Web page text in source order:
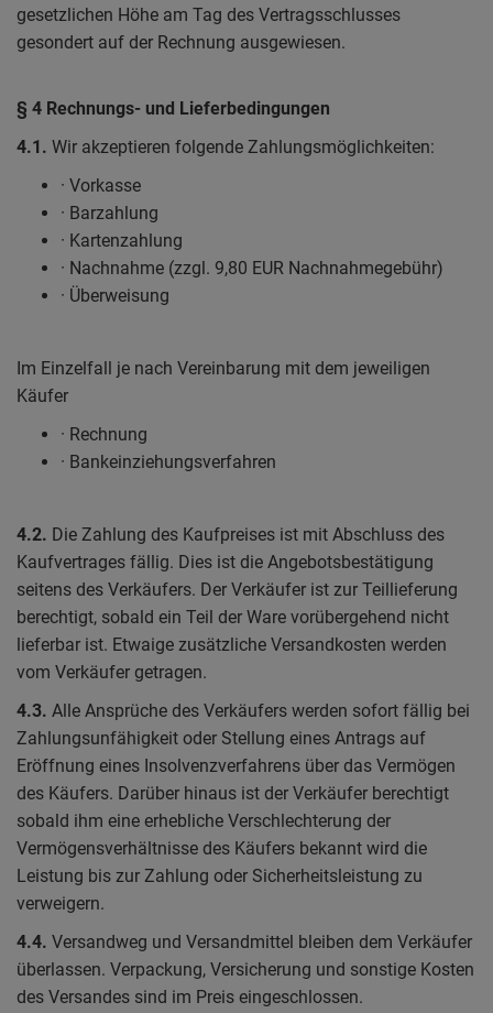
gesetzlichen Höhe am Tag des Vertragsschlusses
gesondert auf der Rechnung ausgewiesen.
§ 4 Rechnungs- und Lieferbedingungen
4.1. Wir akzeptieren folgende Zahlungsmöglichkeiten:
· Vorkasse
· Barzahlung
· Kartenzahlung
· Nachnahme (zzgl. 9,80 EUR Nachnahmegebühr)
· Überweisung
Im Einzelfall je nach Vereinbarung mit dem jeweiligen
Käufer
· Rechnung
· Bankeinziehungsverfahren
4.2. Die Zahlung des Kaufpreises ist mit Abschluss des
Kaufvertrages fällig. Dies ist die Angebotsbestätigung
seitens des Verkäufers. Der Verkäufer ist zur Teillieferung
berechtigt, sobald ein Teil der Ware vorübergehend nicht
lieferbar ist. Etwaige zusätzliche Versandkosten werden
vom Verkäufer getragen.
4.3. Alle Ansprüche des Verkäufers werden sofort fällig bei
Zahlungsunfähigkeit oder Stellung eines Antrags auf
Eröffnung eines Insolvenzverfahrens über das Vermögen
des Käufers. Darüber hinaus ist der Verkäufer berechtigt
sobald ihm eine erhebliche Verschlechterung der
Vermögensverhältnisse des Käufers bekannt wird die
Leistung bis zur Zahlung oder Sicherheitsleistung zu
verweigern.
4.4. Versandweg und Versandmittel bleiben dem Verkäufer
überlassen. Verpackung, Versicherung und sonstige Kosten
des Versandes sind im Preis eingeschlossen.